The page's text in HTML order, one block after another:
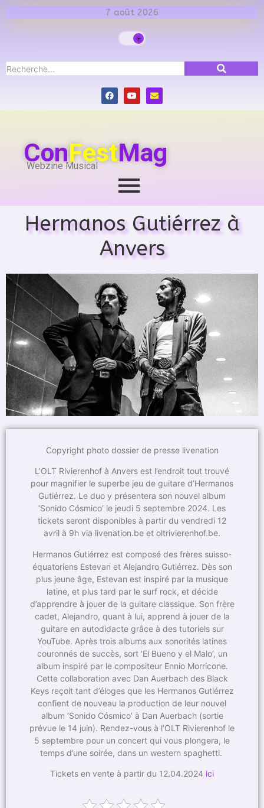
7 août 2026
ConFestMag
Webzine Musical
Hermanos Gutiérrez à
Anvers
Copyright photo dossier de presse livenation
L’OLT Rivierenhof à Anvers est l’endroit tout trouvé
pour magnifier le superbe jeu de guitare d’Hermanos
Gutiérrez. Le duo y présentera son nouvel album
‘Sonido Cósmico’ le jeudi 5 septembre 2024. Les
tickets seront disponibles à partir du vendredi 12
avril à 9h via livenation.be et oltrivierenhof.be.
Hermanos Gutiérrez est composé des frères suisso-
équatoriens Estevan et Alejandro Gutiérrez. Dès son
plus jeune âge, Estevan est inspiré par la musique
latine, et plus tard par le surf rock, et décide
d’apprendre à jouer de la guitare classique. Son frère
cadet, Alejandro, quant à lui, apprend à jouer de la
guitare en autodidacte grâce à des tutoriels sur
YouTube. Après trois albums aux sonorités latines
couronnés de succès, sort ‘El Bueno y el Malo’, un
album inspiré par le compositeur Ennio Morricone.
Cette collaboration avec Dan Auerbach des Black
Keys reçoit tant d’éloges que les Hermanos Gutiérrez
confient de nouveau la production de leur nouvel
album ‘Sonido Cósmico’ à Dan Auerbach (sortie
prévue le 14 juin). Rendez-vous à l’OLT Rivierenhof le
5 septembre pour un concert qui vous plongera, le
temps d’une soirée, dans un western spaghetti. ​
Tickets en vente à partir du 12.04.2024 ici